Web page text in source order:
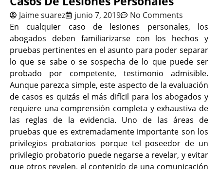
Jaime suarez junio 7, 2019
No Comments
En cualquier caso de lesiones personales, los
abogados deben familiarizarse con los hechos y
pruebas pertinentes en el asunto para poder separar
lo que se sabe o se sospecha de lo que puede ser
probado por competente, testimonio admisible.
Aunque parezca simple, este aspecto de la evaluación
de casos es quizás el más difícil para los abogados y
requiere una comprensión completa y exhaustiva de
las reglas de la evidencia. Uno de las áreas de
pruebas que es extremadamente importante son los
privilegios probatorios porque tel poseedor de un
privilegio probatorio puede negarse a revelar, y evitar
que otros revelen, el contenido de una comunicación